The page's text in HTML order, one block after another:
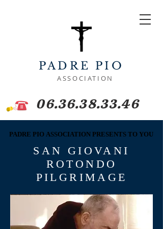
PADRE PIO
ASSOCIATION
06.36.38.33.46
PADRE PIO ASSOCIATION PRESENTS TO YOU
PADRE PIO ASSOCIATION PRESENTS TO YOU
SAN GIOVANI
ROTONDO
PILGRIMAGE